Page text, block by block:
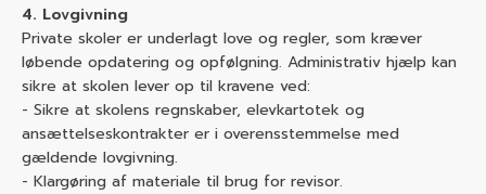
4. Lovgivning
Private skoler er underlagt love og regler, som kræver
løbende opdatering og opfølgning. Administrativ hjælp kan
sikre at skolen lever op til kravene ved:
- Sikre at skolens regnskaber, elevkartotek og
ansættelseskontrakter er i overensstemmelse med
gældende lovgivning.
- Klargøring af materiale til brug for revisor.